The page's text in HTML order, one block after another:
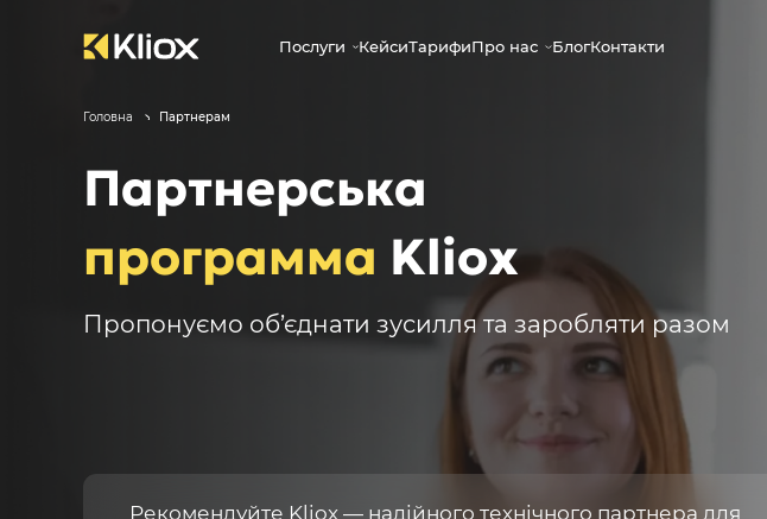
Послуги КейсиТарифиПро нас БлогКонтакти
Головна Партнерам
Партнерська
программа Kliox
Пропонуємо об’єднати зусилля та заробляти разом
Рекомендуйте Kliox — надійного технічного партнера для